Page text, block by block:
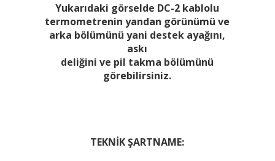
Yukarıdaki görselde DC-2 kablolu
termometrenin yandan görünümü ve
arka bölümünü yani destek ayağını,
askı
deliğini ve pil takma bölümünü
görebilirsiniz.
TEKNİK ŞARTNAME: